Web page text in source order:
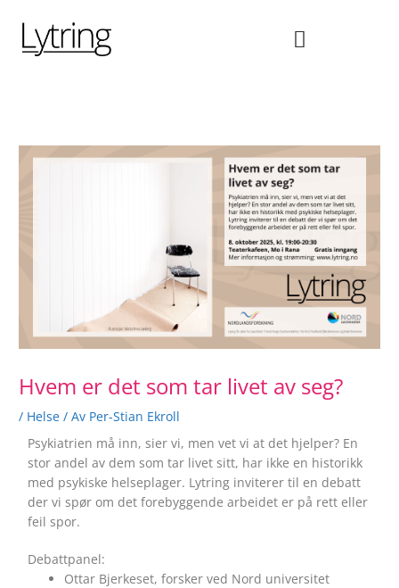
Hvem er det som tar livet av seg?
/ Helse / Av Per-Stian Ekroll
Psykiatrien må inn, sier vi, men vet vi at det hjelper? En
stor andel av dem som tar livet sitt, har ikke en historikk
med psykiske helseplager. Lytring inviterer til en debatt
der vi spør om det forebyggende arbeidet er på rett eller
feil spor.
Debattpanel:
Ottar Bjerkeset, forsker ved Nord universitet